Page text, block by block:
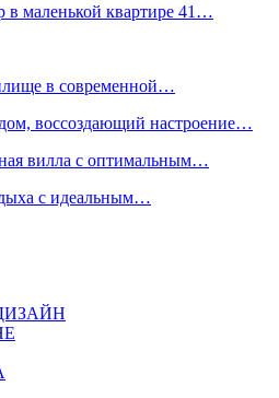
маленькой квартире 41…
в современной…
воссоздающий настроение…
вилла с оптимальным…
с идеальным…